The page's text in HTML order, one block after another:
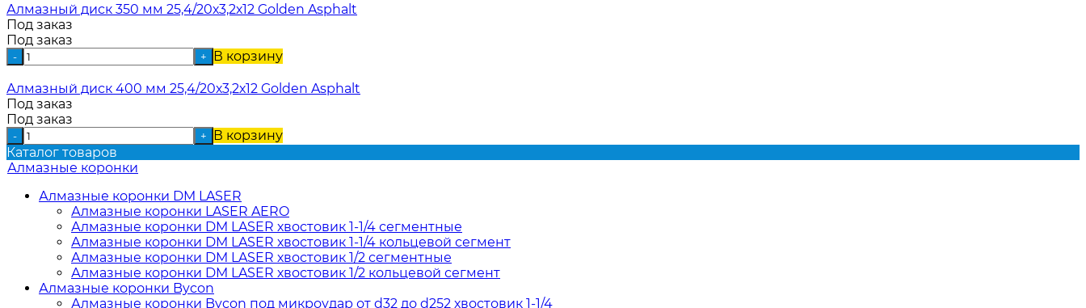
Алмазный диск 350 мм 25,4/20х3,2х12 Golden Asphalt
Под заказ
Под заказ
- + В корзину
Алмазный диск 400 мм 25,4/20х3,2х12 Golden Asphalt
Под заказ
Под заказ
- +
В корзину
Каталог товаров
Алмазные коронки
Алмазные коронки DM LASER
Алмазные коронки LASER AERO
Алмазные коронки DM LASER хвостовик 1-1/4 сегментные
Алмазные коронки DM LASER хвостовик 1-1/4 кольцевой сегмент
Алмазные коронки DM LASER хвостовик 1/2 сегментные
Алмазные коронки DM LASER хвостовик 1/2 кольцевой сегмент
Алмазные коронки Bycon
Алмазные коронки Bycon под микроудар от d32 до d252 хвостовик 1-1/4